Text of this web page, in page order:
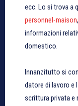
ecc. Lo si trova a
personnel-maison
informazioni
domestico.
Innanzitutto si
datore di lavoro e
scrittura privata e